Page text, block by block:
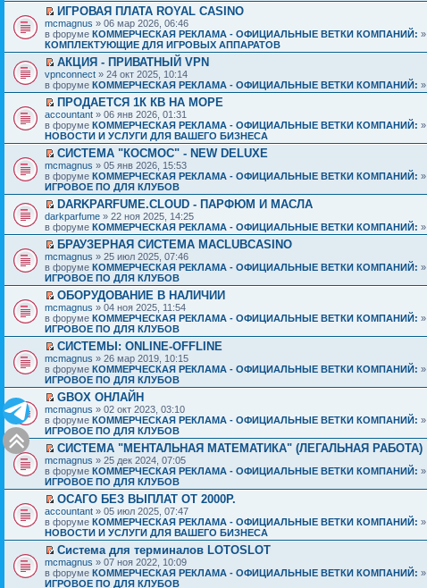
ИГРОВАЯ ПЛАТА ROYAL CASINO
mcmagnus » 06 мар 2026, 06:46
в форуме КОММЕРЧЕСКАЯ РЕКЛАМА - ОФИЦИАЛЬНЫЕ ВЕТКИ КОМПАНИЙ: »
КОМПЛЕКТУЮЩИЕ ДЛЯ ИГРОВЫХ АППАРАТОВ
АКЦИЯ - ПРИВАТНЫЙ VPN
vpnconnect » 24 окт 2025, 10:14
в форуме КОММЕРЧЕСКАЯ РЕКЛАМА - ОФИЦИАЛЬНЫЕ ВЕТКИ КОМПАНИЙ: »
ПРОДАЕТСЯ 1К КВ НА МОРЕ
accountant » 06 янв 2026, 01:31
в форуме КОММЕРЧЕСКАЯ РЕКЛАМА - ОФИЦИАЛЬНЫЕ ВЕТКИ КОМПАНИЙ: »
НОВОСТИ И УСЛУГИ ДЛЯ ВАШЕГО БИЗНЕСА
СИСТЕМА "КОСМОС" - NEW DELUXE
mcmagnus » 05 янв 2026, 15:53
в форуме КОММЕРЧЕСКАЯ РЕКЛАМА - ОФИЦИАЛЬНЫЕ ВЕТКИ КОМПАНИЙ: »
ИГРОВОЕ ПО ДЛЯ КЛУБОВ
DARKPARFUME.CLOUD - ПАРФЮМ И МАСЛА
darkparfume » 22 ноя 2025, 14:25
в форуме КОММЕРЧЕСКАЯ РЕКЛАМА - ОФИЦИАЛЬНЫЕ ВЕТКИ КОМПАНИЙ: »
БРАУЗЕРНАЯ СИСТЕМА MACLUBCASINO
mcmagnus » 25 июл 2025, 07:46
в форуме КОММЕРЧЕСКАЯ РЕКЛАМА - ОФИЦИАЛЬНЫЕ ВЕТКИ КОМПАНИЙ: »
ИГРОВОЕ ПО ДЛЯ КЛУБОВ
ОБОРУДОВАНИЕ В НАЛИЧИИ
mcmagnus » 04 ноя 2025, 11:54
в форуме КОММЕРЧЕСКАЯ РЕКЛАМА - ОФИЦИАЛЬНЫЕ ВЕТКИ КОМПАНИЙ: »
ИГРОВОЕ ПО ДЛЯ КЛУБОВ
СИСТЕМЫ: ONLINE-OFFLINE
mcmagnus » 26 мар 2019, 10:15
в форуме КОММЕРЧЕСКАЯ РЕКЛАМА - ОФИЦИАЛЬНЫЕ ВЕТКИ КОМПАНИЙ: »
ИГРОВОЕ ПО ДЛЯ КЛУБОВ
GBOX ОНЛАЙН
mcmagnus » 02 окт 2023, 03:10
в форуме КОММЕРЧЕСКАЯ РЕКЛАМА - ОФИЦИАЛЬНЫЕ ВЕТКИ КОМПАНИЙ: »
ИГРОВОЕ ПО ДЛЯ КЛУБОВ
СИСТЕМА "МЕНТАЛЬНАЯ МАТЕМАТИКА" (ЛЕГАЛЬНАЯ РАБОТА)
mcmagnus » 25 дек 2024, 07:05
в форуме КОММЕРЧЕСКАЯ РЕКЛАМА - ОФИЦИАЛЬНЫЕ ВЕТКИ КОМПАНИЙ: »
ИГРОВОЕ ПО ДЛЯ КЛУБОВ
ОСАГО БЕЗ ВЫПЛАТ ОТ 2000Р.
accountant » 05 июл 2025, 07:47
в форуме КОММЕРЧЕСКАЯ РЕКЛАМА - ОФИЦИАЛЬНЫЕ ВЕТКИ КОМПАНИЙ: »
НОВОСТИ И УСЛУГИ ДЛЯ ВАШЕГО БИЗНЕСА
Система для терминалов LOTOSLOT
mcmagnus » 07 ноя 2022, 10:09
в форуме КОММЕРЧЕСКАЯ РЕКЛАМА - ОФИЦИАЛЬНЫЕ ВЕТКИ КОМПАНИЙ: »
ИГРОВОЕ ПО ДЛЯ КЛУБОВ